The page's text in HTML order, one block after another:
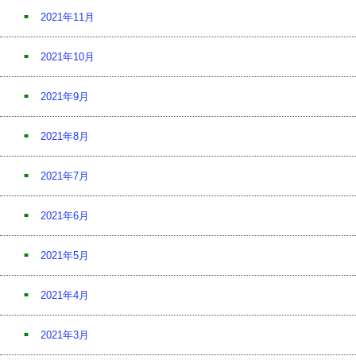
2021年11月
2021年10月
2021年9月
2021年8月
2021年7月
2021年6月
2021年5月
2021年4月
2021年3月